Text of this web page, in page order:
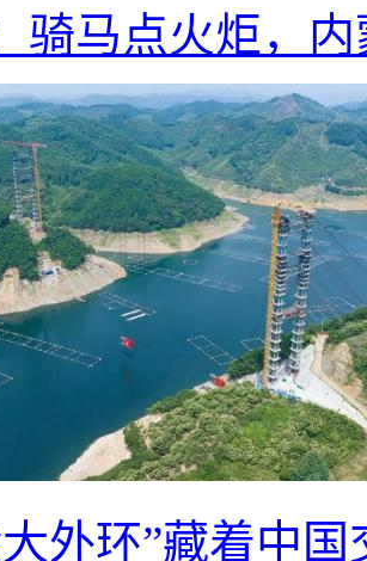
骑马点火炬，
外环”藏着中